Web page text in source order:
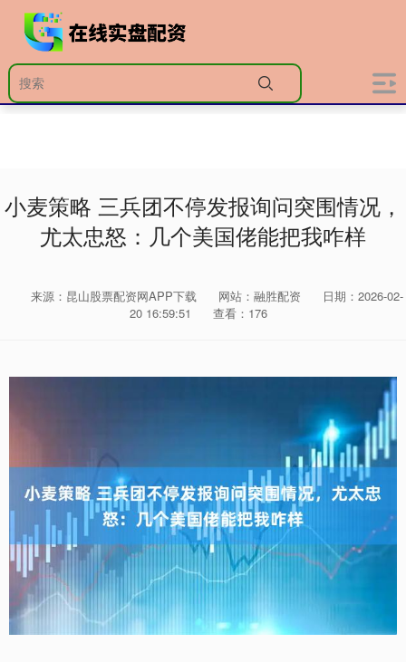
小麦策略 三兵团不停发报询问突围情况，
尤太忠怒：几个美国佬能把我咋样
来源：昆山股票配资网APP下载 网站：融胜配资
日期：2026-02-
20 16:59:51
查看：176